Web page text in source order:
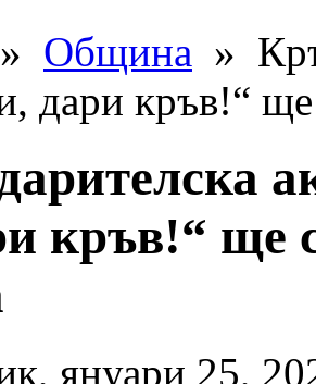
» Община »
дари кръв!“
кръв!“ ще
януари 25,